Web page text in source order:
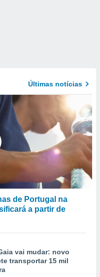
Últimas notícias
de Portugal na
a partir de
vai mudar: novo
transportar 15 mil